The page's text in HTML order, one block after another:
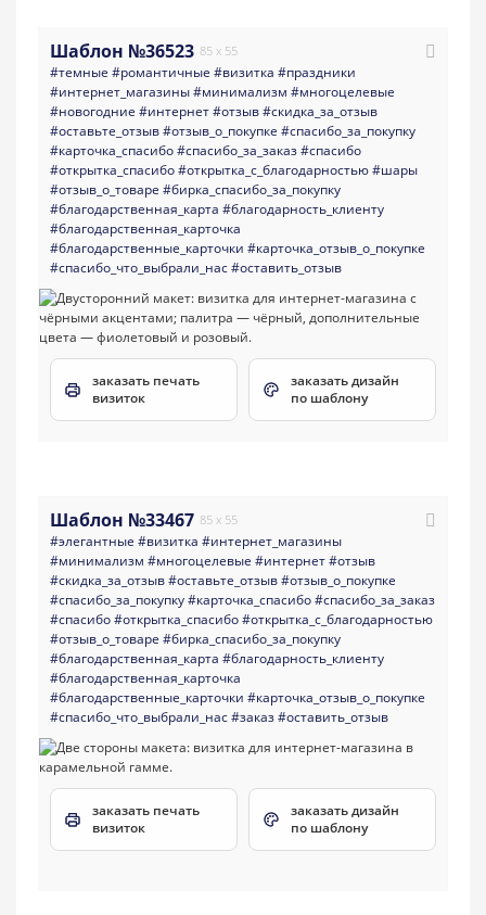
Шаблон №36523 85 x 55
#темные #романтичные #визитка #праздники
#интернет_магазины#минимализм #многоцелевые
#новогодние #интернет#отзыв#скидка_за_отзыв
#оставьте_отзыв#отзыв_о_покупке #спасибо_за_покупку
#карточка_спасибо#спасибо_за_заказ#спасибо
#открытка_спасибо#открытка_с_благодарностью#шары
#отзыв_о_товаре #бирка_спасибо_за_покупку
#благодарственная_карта #благодарность_клиенту
#благодарственная_карточка
#благодарственные_карточки #карточка_отзыв_о_покупке
#спасибо_что_выбрали_нас#оставить_отзыв
заказать печать
визиток
заказать дизайн
по шаблону
Шаблон №33467 85 x 55
#элегантные #визитка #интернет_магазины
#минимализм #многоцелевые #интернет#отзыв
#скидка_за_отзыв#оставьте_отзыв#отзыв_о_покупке
#спасибо_за_покупку#карточка_спасибо#спасибо_за_заказ
#спасибо#открытка_спасибо#открытка_с_благодарностью
#отзыв_о_товаре #бирка_спасибо_за_покупку
#благодарственная_карта #благодарность_клиенту
#благодарственная_карточка
#благодарственные_карточки #карточка_отзыв_о_покупке
#спасибо_что_выбрали_нас#заказ#оставить_отзыв
заказать печать
визиток
заказать дизайн
по шаблону